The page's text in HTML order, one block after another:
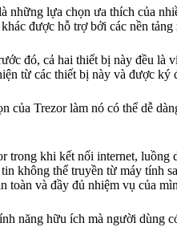
những lựa chọn ưa thích của
được hỗ trợ bởi các nền tảng
đó, cả hai thiết bị này đều là
từ các thiết bị này và được ký
của Trezor làm nó có thể dễ
trong khi kết nối internet, luồng
không thể truyền từ máy tính
toàn và đầy đủ nhiệm vụ của
năng hữu ích mà người dùng